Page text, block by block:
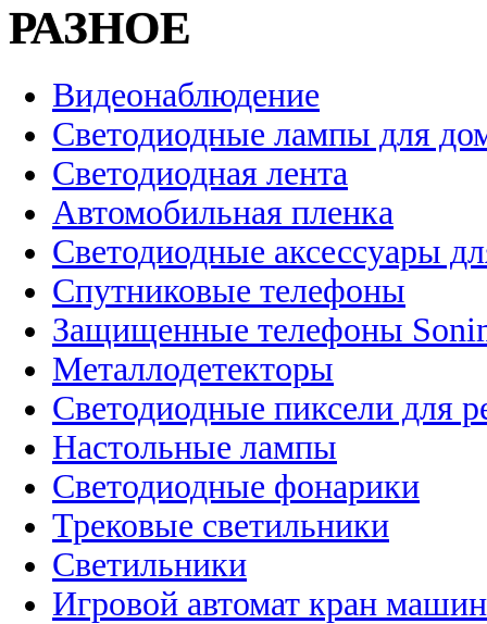
РАЗНОЕ
Видеонаблюдение
Светодиодные лампы для
Светодиодная лента
Автомобильная пленка
Светодиодные аксессуары
Спутниковые телефоны
Защищенные телефоны
Металлодетекторы
Светодиодные пиксели для
Настольные лампы
Светодиодные фонарики
Трековые светильники
Светильники
Игровой автомат кран